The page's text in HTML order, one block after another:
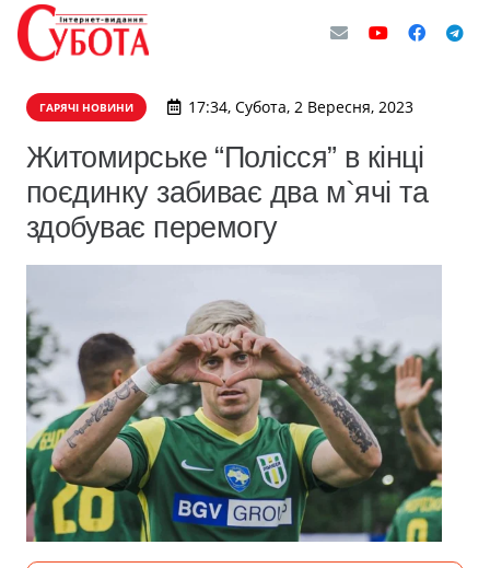
ГАРЯЧІ НОВИНИ 17:34, Субота, 2 Вересня, 2023
Житомирське “Полісся” в кінці
поєдинку забиває два м`ячі та
здобуває перемогу